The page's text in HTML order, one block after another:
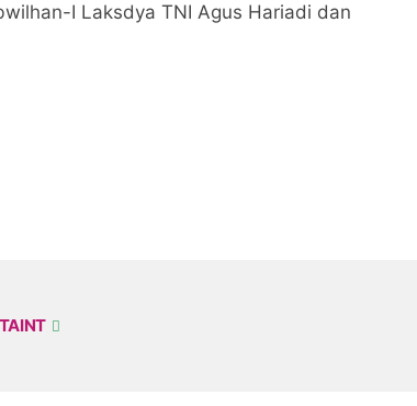
I Laksdya TNI Agus Hariadi dan